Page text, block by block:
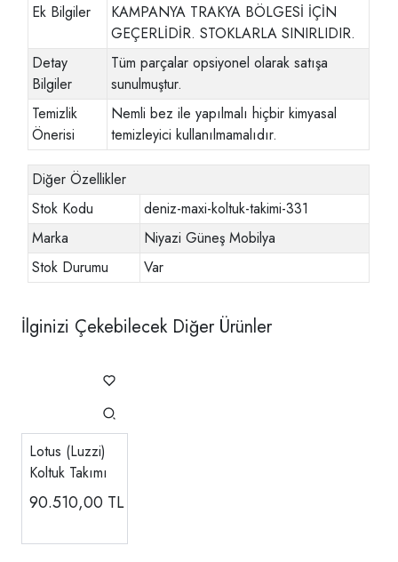
Ek Bilgiler
KAMPANYA TRAKYA BÖLGESİ İÇİN
GEÇERLİDİR. STOKLARLA SINIRLIDIR.
Detay
Bilgiler
Tüm parçalar opsiyonel olarak satışa
sunulmuştur.
Temizlik
Önerisi
Nemli bez ile yapılmalı hiçbir kimyasal
temizleyici kullanılmamalıdır.
Diğer Özellikler
Stok Kodu
deniz-maxi-koltuk-takimi-331
Marka
Niyazi Güneş Mobilya
Stok Durumu
Var
İlginizi Çekebilecek Diğer Ürünler
Lotus (Luzzi)
Koltuk Takımı
90.510,00 TL